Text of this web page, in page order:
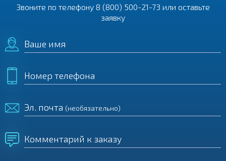
Звоните по телефону 8 (800) 500-21-73 или оставьте
заявку
Ваше имя
Номер телефона
Эл. почта (необязательно)
Комментарий к заказу